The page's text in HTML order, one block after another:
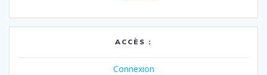
ACCÈS :
Connexion